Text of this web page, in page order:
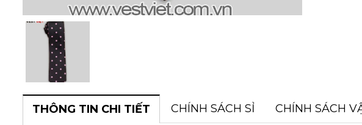
THÔNG TIN CHI TIẾT CHÍNH SÁCH SỈ CHÍNH SÁCH